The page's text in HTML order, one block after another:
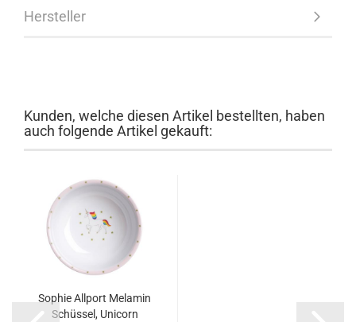
Hersteller
Kunden, welche diesen Artikel bestellten, haben
auch folgende Artikel gekauft:
Sophie Allport Melamin
Schüssel, Unicorn